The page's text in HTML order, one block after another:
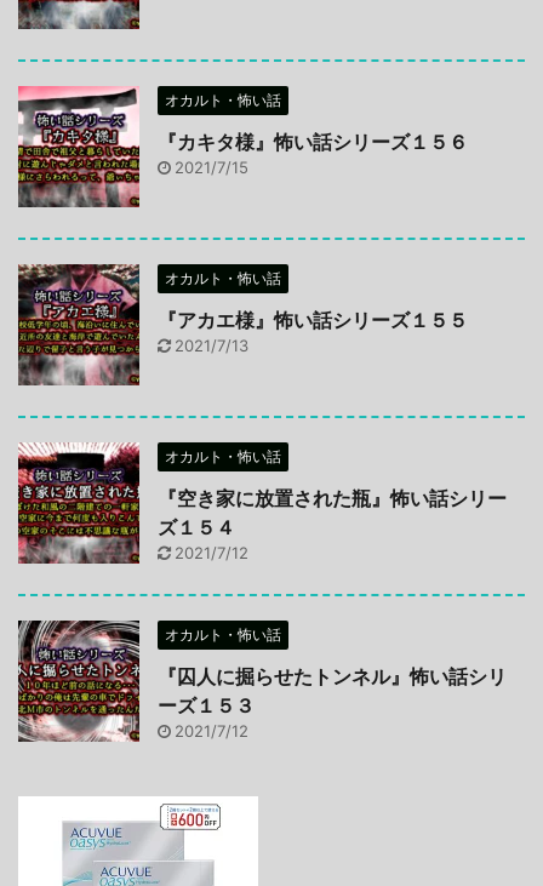
オカルト・怖い話
『カキタ様』怖い話シリーズ１５６
2021/7/15
オカルト・怖い話
『アカエ様』怖い話シリーズ１５５
2021/7/13
オカルト・怖い話
『空き家に放置された瓶』怖い話シリー
ズ１５４
2021/7/12
オカルト・怖い話
『囚人に掘らせたトンネル』怖い話シリ
ーズ１５３
2021/7/12